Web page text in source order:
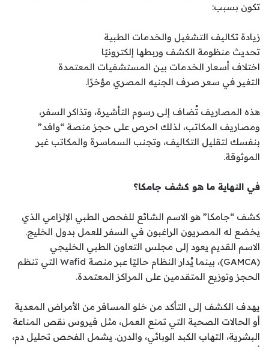
تكون بسبب:
زيادة تكاليف التشغيل والخدمات الطبية
تحديث منظومة الكشف وربطها إلكترونيًا
اختلاف أسعار الخدمات بين المستشفيات المعتمدة
التغير في سعر صرف الجنيه المصري مؤخرًا.
هذه المصاريف تُضاف إلى رسوم التأشيرة، وتذاكر السفر،
ومصاريف المكاتب، لذلك احرص على حجز منصة “وافد”
بنفسك لتقليل التكاليف، وتجنب السماسرة والمكاتب غير
الموثوقة.
في النهاية ما هو كشف جامكا؟
كشف “جامكا” هو الاسم الشائع للفحص الطبي الإلزامي الذي
يخضع له المصريون الراغبون في السفر للعمل بدول الخليج.
الاسم القديم يعود إلى مجلس التعاون الطبي الخليجي
(GAMCA)، بينما يُدار النظام حاليًا عبر منصة Wafid التي تنظم
الحجز وتوزيع المتقدمين على المراكز المعتمدة.
يهدف الكشف إلى التأكد من خلو المسافر من الأمراض المعدية
أو الحالات الصحية التي تمنع العمل، مثل فيروس نقص المناعة
البشرية، التهاب الكبد الوبائي، والدرن. يشمل الفحص تحليل دم،